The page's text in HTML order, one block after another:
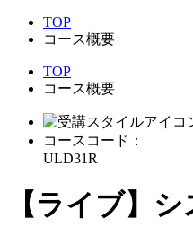
TOP
コース概要
TOP
コース概要
コースコード：
ULD31R
【ライブ】